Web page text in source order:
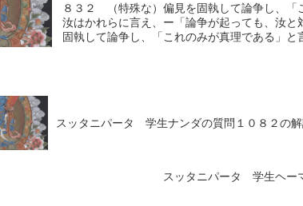
８３２ （特殊な）偏見を固執して論争し、「
汝はかれらに言え、ー「論争が起っても、汝
固執して論争し、「これのみが真理である」と
スッタニパータ 学生ナンダの質問１０８２の解
スッタニパータ 学生ヘー